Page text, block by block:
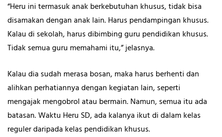
“Heru ini termasuk anak berkebutuhan khusus, tidak bisa
disamakan dengan anak lain. Harus pendampingan khusus.
Kalau di sekolah, harus dibimbing guru pendidikan khusus.
Tidak semua guru memahami itu,” jelasnya.
Kalau dia sudah merasa bosan, maka harus berhenti dan
alihkan perhatiannya dengan kegiatan lain, seperti
mengajak mengobrol atau bermain. Namun, semua itu ada
batasan. Waktu Heru SD, ada kalanya ikut di dalam kelas
reguler daripada kelas pendidikan khusus.